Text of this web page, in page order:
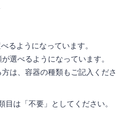
るようになっています。
選べるようになっています。
は、容器の種類もご記入くださ
目は「不要」としてください。